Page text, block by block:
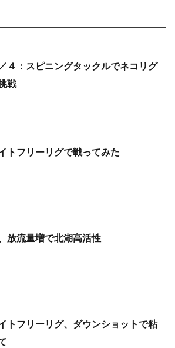
４：スピニングタックルでネコリグ
戦
トフリーリグで戦ってみた
放流量増で北湖高活性
トフリーリグ、ダウンショットで粘